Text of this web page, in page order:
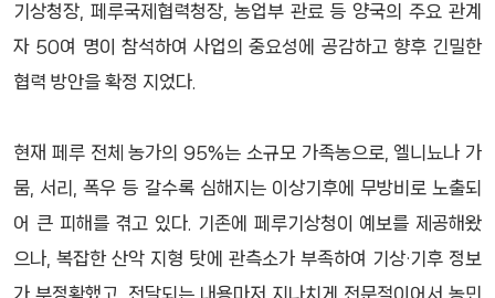
기상청장, 페루국제협력청장, 농업부 관료 등 양국의 주요 관계
자 50여 명이 참석하여 사업의 중요성에 공감하고 향후 긴밀한
협력 방안을 확정 지었다.
현재 페루 전체 농가의 95%는 소규모 가족농으로, 엘니뇨나 가
뭄, 서리, 폭우 등 갈수록 심해지는 이상기후에 무방비로 노출되
어 큰 피해를 겪고 있다. 기존에 페루기상청이 예보를 제공해왔
으나, 복잡한 산악 지형 탓에 관측소가 부족하여 기상·기후 정보
가 부정확했고, 전달되는 내용마저 지나치게 전문적이어서 농민